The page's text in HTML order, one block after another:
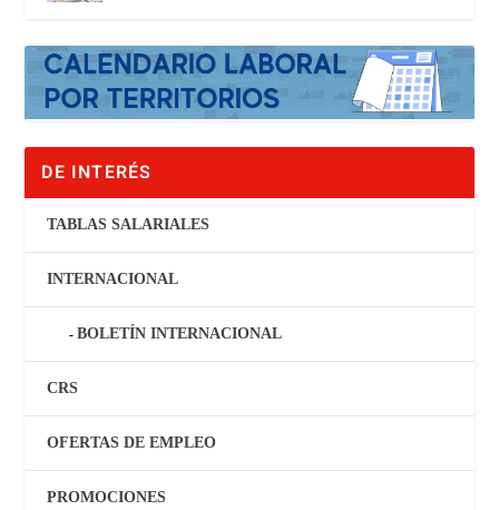
DE INTERÉS
TABLAS SALARIALES
INTERNACIONAL
BOLETÍN INTERNACIONAL
CRS
OFERTAS DE EMPLEO
PROMOCIONES